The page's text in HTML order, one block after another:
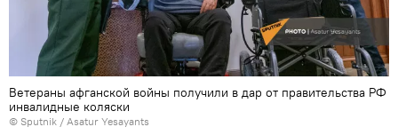
Ветераны афганской войны получили в дар от правительства РФ
инвалидные коляски
© Sputnik / Asatur Yesayants